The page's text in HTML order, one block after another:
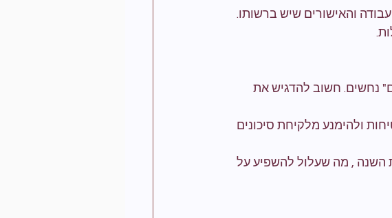
והאישורים שיש ברשותו.
נחשים. חשוב להדגיש את
ולהימנע מלקיחת סיכונים
השנה , מה שעלול להשפיע על